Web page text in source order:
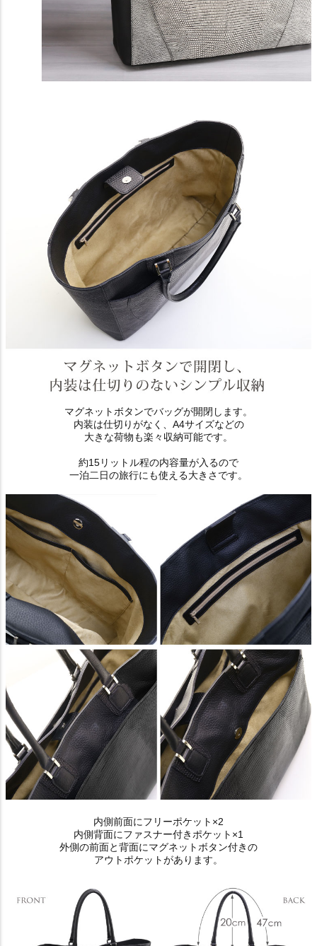
マグネットボタンでバッグが開閉します。
内装は仕切りがなく、A4サイズなどの
大きな荷物も楽々収納可能です。
約15リットル程の内容量が入るので
一泊二日の旅行にも使える大きさです。
内側前面にフリーポケット×2
内側背面にファスナー付きポケット×1
外側の前面と背面にマグネットボタン付きの
アウトポケットがあります。